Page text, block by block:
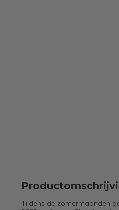
Tijdens de zomermaanden